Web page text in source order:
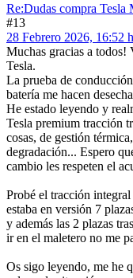
Re:Dudas compra Tesla
#13
28 Febrero 2026, 16:52 h
Muchas gracias a todos!
Tesla.
La prueba de
batería me hacen
He estado leyendo y
Tesla premium tracción
cosas, de gestión
degradación... Espero
cambio les respeten el
Probé el tracción
estaba en versión 7
y además las 2 plazas
ir en el maletero no me
Os sigo leyendo, me he